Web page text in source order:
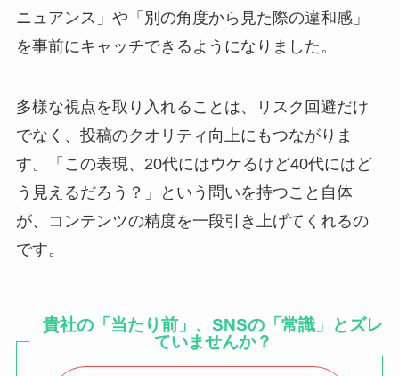
ニュアンス」や「別の角度から見た際の違和感」
を事前にキャッチできるようになりました。
多様な視点を取り入れることは、リスク回避だけ
でなく、投稿のクオリティ向上にもつながりま
す。「この表現、20代にはウケるけど40代にはど
う見えるだろう？」という問いを持つこと自体
が、コンテンツの精度を一段引き上げてくれるの
です。
貴社の「当たり前」、SNSの「常識」とズレ
ていませんか？